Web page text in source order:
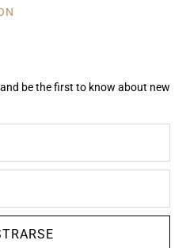
be the first to know about new